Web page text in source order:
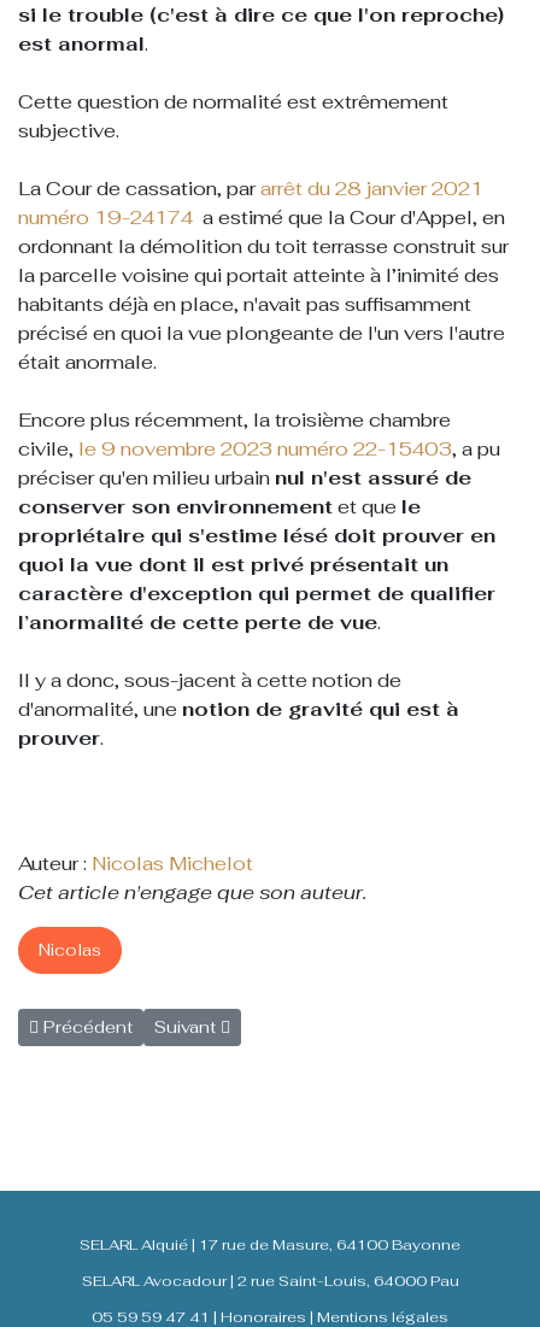
si le trouble (c'est à dire ce que l'on reproche)
est anormal.
Cette question de normalité est extrêmement
subjective.
La Cour de cassation, pararrêt du 28 janvier 2021
numéro 19-24174 a estimé que la Cour d'Appel, en
ordonnant la démolition du toit terrasse construit sur
la parcelle voisine qui portait atteinte à l’inimité des
habitants déjà en place, n'avait pas suffisamment
précisé en quoi la vue plongeante de l'un vers l'autre
était anormale.
Encore plus récemment, la troisième chambre
civile, le 9 novembre 2023 numéro 22-15403, a pu
préciser qu'en milieu urbain nul n'est assuré de
conserver son environnementet que le
propriétaire qui s'estime lésé doit prouver en
quoi la vue dont il est privé présentait un
caractère d'exception qui permet de qualifier
l’anormalité de cette perte de vue.
Il y a donc, sous-jacent à cette notion de
d'anormalité, une notion de gravité qui est à
prouver.
Auteur : Nicolas Michelot
Cet article n'engage que son auteur.
Nicolas
Article précédent : Bail commercial et taxe foncière :
Précédent Article suivant : Devis non signé : dois-je
Suivant
SELARL Alquié | 17 rue de Masure, 64100 Bayonne
SELARL Avocadour | 2 rue Saint-Louis, 64000 Pau
05 59 59 47 41 | Honoraires | Mentions légales